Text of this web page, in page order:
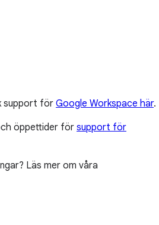
support för Google Workspace här.
öppettider för support för
Läs mer om våra